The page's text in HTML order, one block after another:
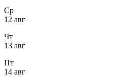
Ср
12 авг
Чт
13 авг
Пт
14 авг